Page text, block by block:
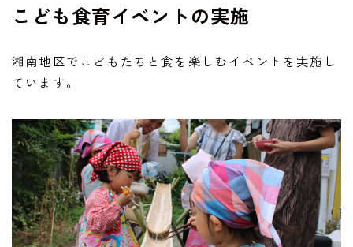
こども食育イベントの実施
湘南地区でこどもたちと食を楽しむイベントを実施し
ています。